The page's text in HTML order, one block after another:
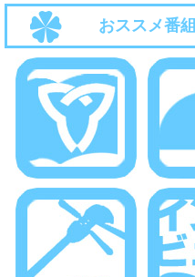
おススメ番組